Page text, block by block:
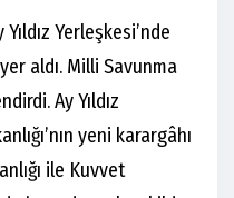
Yerleşkesi’nde
aldı. Milli Savunma
Ay Yıldız
yeni karargâhı
ile Kuvvet